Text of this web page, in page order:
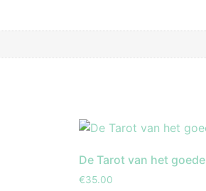
De Tarot van het goede
€35.00